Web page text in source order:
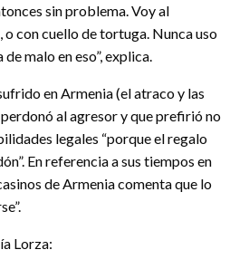
sin problema. Voy al
con cuello de tortuga. Nunca uso
malo en eso”, explica.
en Armenia (el atraco y las
al agresor y que prefirió no
legales “porque el regalo
En referencia a sus tiempos en
de Armenia comenta que lo
Lorza: